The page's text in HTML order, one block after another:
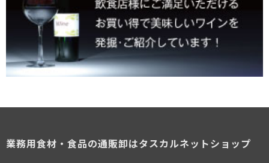
業務用食材・食品の通販卸はタスカルネットショップ